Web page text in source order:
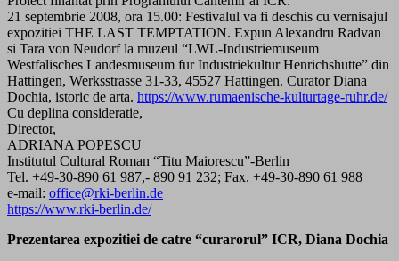
21 septembrie 2008, ora 15.00: Festivalul va fi deschis cu vernisajul
expozitiei THE LAST TEMPTATION. Expun Alexandru Radvan
si Tara von Neudorf la muzeul “LWL-Industriemuseum
Westfalisches Landesmuseum fur Industriekultur Henrichshutte” din
Hattingen, Werksstrasse 31-33, 45527 Hattingen. Curator Diana
Dochia, istoric de arta. https://www.rumaenische-kulturtage-ruhr.de/
Cu deplina consideratie,
Director,
ADRIANA POPESCU
Institutul Cultural Roman “Titu Maiorescu”-Berlin
Tel. +49-30-890 61 987,- 890 91 232; Fax. +49-30-890 61 988
e-mail: office@rki-berlin.de
https://www.rki-berlin.de/
Prezentarea expozitiei de catre “curarorul” ICR, Diana Dochia